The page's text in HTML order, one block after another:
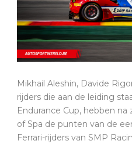
Mikhail Aleshin, Davide
rijders die aan de leiding
Endurance Cup, hebben na
of Spa de punten van de
Ferrari-rijders van SMP